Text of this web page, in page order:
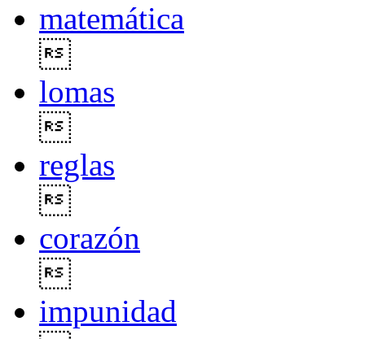
matemática
lomas
reglas
corazón
impunidad